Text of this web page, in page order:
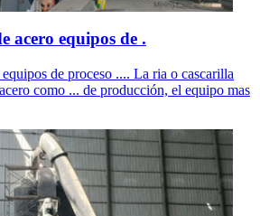
acero equipos de .
de proceso .... La ria o cascarilla
como ... de producción, el equipo mas